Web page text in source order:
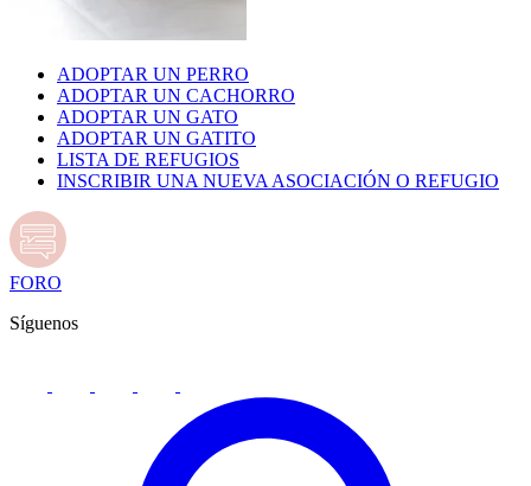
ADOPTAR UN PERRO
ADOPTAR UN CACHORRO
ADOPTAR UN GATO
ADOPTAR UN GATITO
LISTA DE REFUGIOS
INSCRIBIR UNA NUEVA ASOCIACIÓN O REFUGIO
FORO
Síguenos